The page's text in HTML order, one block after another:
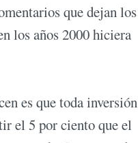
que dejan los
los años 2000 hiciera
es que toda inversión
el 5 por ciento que el